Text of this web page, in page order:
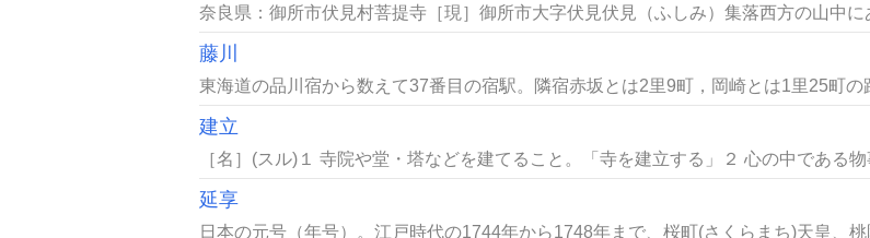
奈良県：御所市伏見村菩提寺［現］御所市大字伏見伏見（ふしみ）集落西方の山中に
藤川
東海道の品川宿から数えて37番目の宿駅。隣宿赤坂とは2里9町，岡崎とは1里25町の
建立
［名］(スル)１ 寺院や堂・塔などを建てること。「寺を建立する」２ 心の中である物
延享
日本の元号（年号）。江戸時代の1744年から1748年まで、桜町(さくらまち)天皇、桃